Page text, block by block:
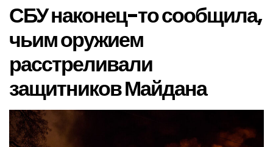
СБУ наконец-то сообщила,
чьим оружием
расстреливали
защитников Майдана